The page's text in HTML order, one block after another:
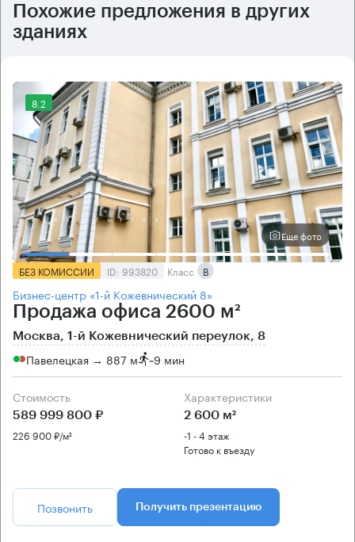
Похожие предложения в других
зданиях
8.2
Еще фото
БЕЗ КОМИССИИ ID: 993820 Класс B
Бизнес-центр «1-й Кожевнический 8»
Продажа офиса 2600 м²
Москва, 1-й Кожевнический переулок, 8
Павелецкая → 887 м ~9 мин
Стоимость
589 999 800 ₽
226 900 ₽/м²
Характеристики
2 600 м²
-1 - 4 этаж
Готово к въезду
Позвонить Получить презентацию